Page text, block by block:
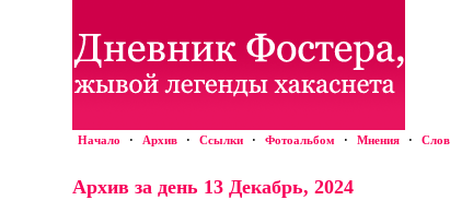
Начало · Архив · Ссылки · Фотоальбом · Мнения ·
Архив за день 13 Декабрь, 2024